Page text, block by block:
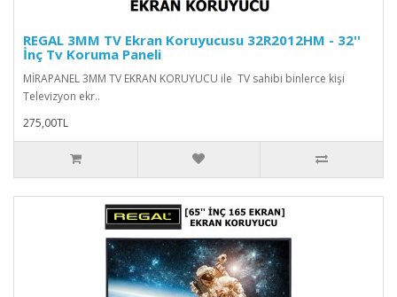
REGAL 3MM TV Ekran Koruyucusu 32R2012HM - 32''
İnç Tv Koruma Paneli
MİRAPANEL 3MM TV EKRAN KORUYUCU ile TV sahibi binlerce kişi
Televizyon ekr..
275,00TL